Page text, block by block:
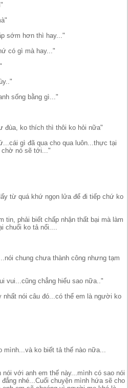
sớm hơn thì hay..."
có gì mà hay..."
sống bằng gì..."
đùa, ko thích thì thôi ko hỏi nữa"
gì đã qua cho qua luôn...thực tại
nó sẽ tới..."
từ quá khứ ngọn lửa để đi tiếp chứ ko
tin, phải biết chấp nhận thất bại mà làm
chuối ko tả nổi....
chung chưa thành công nhưng tạm
vui...cũng chẳng hiểu sao nữa.."
nói câu đó...có thể em là người ko
ko biết tả thế nào nữa...
với anh em thế này...mình có sao nói
nhé...Cuối chuyện mình hứa sẽ cho